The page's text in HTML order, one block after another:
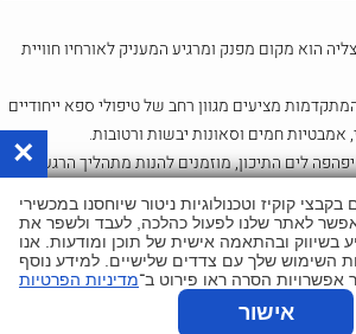
הוא מקום מפנק ומרגיע המעניק לאורחיו חוויית
מציעים מגוון רחב של טיפולי ספא ייחודיים
אמבטיות חמים וסאונות יבשות ורטובות.
לים התיכון, מוזמנים להנות מתהליך הרגעה
במלון דן אכדיה הרצליה
ספא
אתם מוזמנים לגלוש ולקבל את כל האינפורמציה
×
קוקיז וטכנולוגיות ניטור שיוחסנו במכשירי
לאתר שלנו לפעול כהלכה, לעבד ולשפר את
בשיווק ובהתאמה אישית של תוכן ומודעות. אנו
השימוש שלך עם צדדים שלישיים. למידע נוסף
אפשרויות הסרה ראו פירוט ב־מדיניות הפרטיות
אישור